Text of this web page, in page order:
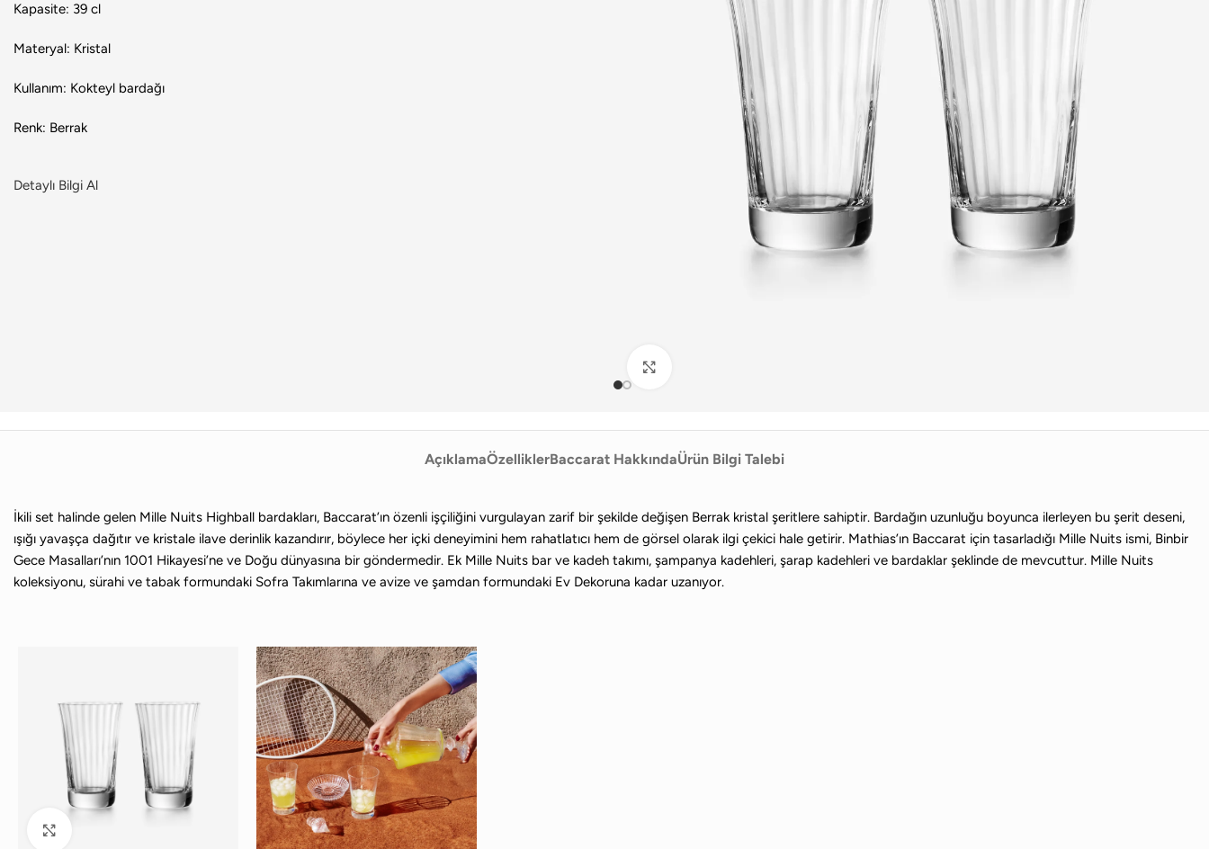
Kapasite: 39 cl
Materyal: Kristal
Kullanım: Kokteyl bardağı
Renk: Berrak
Detaylı Bilgi Al
AçıklamaÖzelliklerBaccarat HakkındaÜrün Bilgi Talebi
İkili set halinde gelen Mille Nuits Highball bardakları, Baccarat’ın özenli işçiliğini vurgulayan zarif bir şekilde değişen Berrak kristal şeritlere sahiptir. Bardağın uzunluğu boyunca ilerleyen bu şerit deseni,
ışığı yavaşça dağıtır ve kristale ilave derinlik kazandırır, böylece her içki deneyimini hem rahatlatıcı hem de görsel olarak ilgi çekici hale getirir. Mathias’ın Baccarat için tasarladığı Mille Nuits ismi, Binbir
Gece Masalları’nın 1001 Hikayesi’ne ve Doğu dünyasına bir göndermedir. Ek Mille Nuits bar ve kadeh takımı, şampanya kadehleri, şarap kadehleri ​​ve bardaklar şeklinde de mevcuttur. Mille Nuits
koleksiyonu, sürahi ve tabak formundaki Sofra Takımlarına ve avize ve şamdan formundaki Ev Dekoruna kadar uzanıyor.